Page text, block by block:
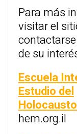
Para más
visitar el
de su
Escuela
Estudio del
Holocausto
hem.org.il